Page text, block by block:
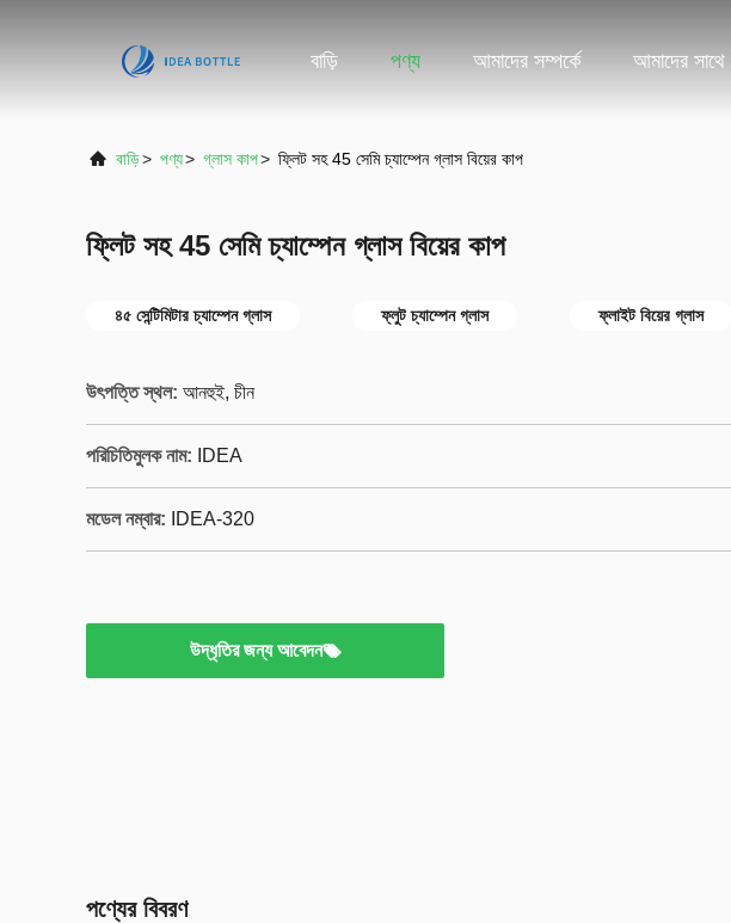
বাড়ি পণ্য আমাদের সম্পর্কে আমাদের
বাড়ি> পণ্য> গ্লাস কাপ> ফ্লিট সহ 45 সেমি চ্যাম্পেন গ্লাস বিয়ের কাপ
ফ্লিট সহ 45 সেমি চ্যাম্পেন গ্লাস বিয়ের কাপ
৪৫ সেন্টিমিটার চ্যাম্পেন গ্লাস ফ্লুট চ্যাম্পেন গ্লাস ফ্লাইট বিয়ের গ্লাস
উৎপত্তি স্থল: আনহুই, চীন
পরিচিতিমুলক নাম: IDEA
মডেল নম্বার: IDEA-320
উদ্ধৃতির জন্য আবেদন
পণ্যের বিবরণ